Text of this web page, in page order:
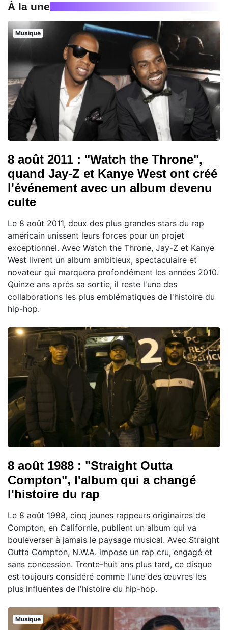
À la une
Musique
8 août 2011 : "Watch the Throne",
quand Jay-Z et Kanye West ont créé
l'événement avec un album devenu
culte
Le 8 août 2011, deux des plus grandes stars du rap
américain unissent leurs forces pour un projet
exceptionnel. Avec Watch the Throne, Jay-Z et Kanye
West livrent un album ambitieux, spectaculaire et
novateur qui marquera profondément les années 2010.
Quinze ans après sa sortie, il reste l'une des
collaborations les plus emblématiques de l'histoire du
hip-hop.
8 août 1988 : "Straight Outta
Compton", l'album qui a changé
l'histoire du rap
Le 8 août 1988, cinq jeunes rappeurs originaires de
Compton, en Californie, publient un album qui va
bouleverser à jamais le paysage musical. Avec Straight
Outta Compton, N.W.A. impose un rap cru, engagé et
sans concession. Trente-huit ans plus tard, ce disque
est toujours considéré comme l'une des œuvres les
plus influentes de l'histoire du hip-hop.
Musique